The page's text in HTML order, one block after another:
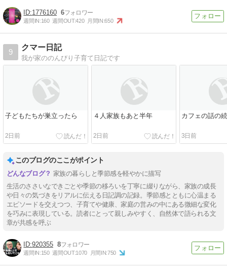
1776160 6
週間IN:160 週間OUT:420 月間IN:650
9
クマー日記
我が家ののんびり子育て日記です
子どもたちが巣立ったら
2日前
４人家族もあと半年
2日前
カフェの話の
3日前
このブログのここがポイント
家族の暮らしと季節感を軽やかに描写
生活のささいなできごとや季節の移ろいを丁寧に綴りながら、家族の成長
や日々の気づきをリアルに伝える日記調の記録。季節感とともに心温まる
エピソードを交えつつ、子育てや健康、家庭の営みの中にある微細な変化
を巧みに表現している。読者にとって親しみやすく、自然体で語られる文
章が共感を呼ぶ
920355 8
週間IN:150 週間OUT:1070 月間IN:750